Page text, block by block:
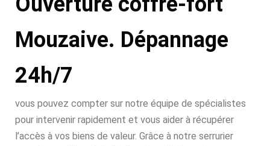
Mouzaive. Dépannage
24h/7
vous pouvez compter sur notre équipe de spécialistes
pour intervenir rapidement et vous aider à récupérer
l’accès à vos biens de valeur. Grâce à notre serrurier